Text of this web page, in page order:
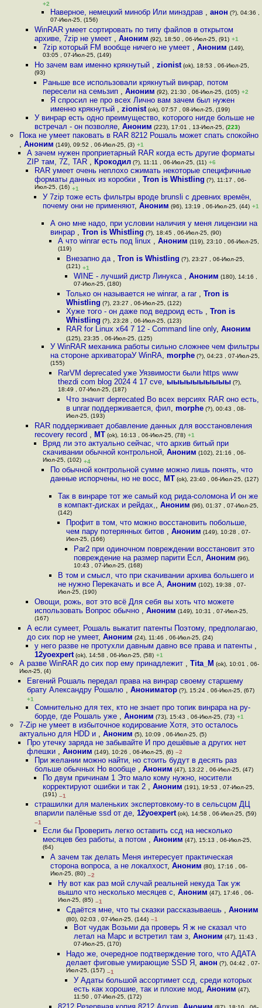
+2
Наверное, немецкий минобр Или минздрав , анон (?), 04:36 ,
07-Июл-25, (156)
WinRAR умеет сортировать по типу файлов в открытом
архиве, 7zip не умеет ,Аноним (92), 18:50 , 06-Июл-25, (91) +1
7zip который FM вообще ничего не умеет , Аноним (149),
03:05 , 07-Июл-25, (149)
Но зачем вам именно крякнутый ,zionist (ok), 18:53 , 06-Июл-25,
(93)
Раньше все использовали крякнутый винрар, потом
пересели на семьзип , Аноним (92), 21:30 , 06-Июл-25, (105) +2
Я спросил не про всех Лично вам зачем был нужен
именно крякнутый , zionist(ok), 07:57 , 08-Июл-25, (199)
У винрар есть одно преимущество, которого нигде больше не
встречал - он позволяе,Аноним (223), 17:01 , 13-Июл-25, (223)
Пока не умеет паковать в RAR 8212 Рошаль может спать спокойно
, Аноним (149), 09:52 , 06-Июл-25, (3) +1
А зачем нужен проприетарный RAR когда есть другие форматы
ZIP там, 7Z, TAR , Крокодил(?), 11:11 , 06-Июл-25, (11) +6
RAR умеет очень неплохо сжимать некоторые специфичные
форматы данных из коробки ,Tron is Whistling (?), 11:17 , 06-
Июл-25, (16) +1
У 7zip тоже есть фильтры вроде brunsli с древних времён,
почему они не применяют, Аноним (96), 13:19 , 06-Июл-25, (44) +1
А оно мне надо, при условии наличия у меня лицензии на
винрар , Tron is Whistling (?), 18:45 , 06-Июл-25, (90)
А что winrar есть под linux ,Аноним (119), 23:10 , 06-Июл-25,
(119)
Внезапно да , Tron is Whistling (?), 23:27 , 06-Июл-25,
(121) +1
WINE - лучший дистр Линукса , Аноним (180), 14:16 ,
07-Июл-25, (180)
Только он называется не winrar, а rar , Tron is
Whistling (?), 23:27 , 06-Июл-25, (122)
Хуже того - он даже под ведроид есть , Tron is
Whistling (?), 23:28 , 06-Июл-25, (123)
RAR for Linux x64 7 12 - Command line only, Аноним
(125), 23:35 , 06-Июл-25, (125)
У WinRAR механика работы сильно сложнее чем фильтры
на стороне архиватораУ WinRA, morphe(?), 04:23 , 07-Июл-25,
(155)
RarVM deprecated уже Уязвимости были https www
thezdi com blog 2024 4 17 cve, ыыыыыыыыыы (?),
18:49 , 07-Июл-25, (187)
Что значит deprecated Во всех версиях RAR оно есть,
в unrar поддерживается, фил, morphe(?), 00:43 , 08-
Июл-25, (193)
RAR поддерживает добавление данных для восстановления
recovery record , MT (ok), 16:13 , 06-Июл-25, (78) +1
Вряд ли это актуально сейчас, что архив битый при
скачивании обычной контрольной, Аноним (102), 21:16 , 06-
Июл-25, (102) +4
По обычной контрольной сумме можно лишь понять, что
данные испорчены, но не восс, MT (ok), 23:40 , 06-Июл-25, (127)
Так в винраре тот же самый код рида-соломона И он же
в компакт-дисках и рейдах,,Аноним (96), 01:37 , 07-Июл-25,
(142)
Профит в том, что можно восстановить побольше,
чем пару потерянных битов , Аноним (149), 10:28 , 07-
Июл-25, (166)
Par2 при одиночном повреждении восстановит это
повреждение на размер парити Есл, Аноним (96),
10:43 , 07-Июл-25, (168)
В том и смысл, что при скачивании архива большего и
не нужно Перекачать и все А,Аноним (102), 19:38 , 07-
Июл-25, (190)
Овощи, рожь, вот это всё Для себя вы хоть что можете
использовать Вопрос обычно ,Аноним (149), 10:31 , 07-Июл-25,
(167)
А если сумеет, Рошаль выкатит патенты Поэтому, предполагаю,
до сих пор не умеет, Аноним (24), 11:46 , 06-Июл-25, (24)
у него разве не протухли давным давно все права и патенты ,
12yoexpert (ok), 14:58 , 06-Июл-25, (58) +1
А разве WinRAR до сих пор ему принадлежит , Tita_M (ok), 10:01 , 06-
Июл-25, (4)
Евгений Рошаль передал права на винрар своему старшему
брату Александру Рошалю , Анониматор(?), 15:24 , 06-Июл-25, (67)
+1
Сомнительно для тех, кто не знает про топик винрара на ру-
борде, где Рошаль уже ,Аноним (73), 15:43 , 06-Июл-25, (73) +1
7-Zip не умеет в избыточное кодирование Хотя, это осталось
актуально для HDD и , Аноним (5), 10:09 , 06-Июл-25, (5)
Про утечку заряда не забывайте И про дешёвые а других нет
флешки , Аноним (149), 10:26 , 06-Июл-25, (6) –2
При желании можно найти, но стоить будут в десять раз
больше обычных Но вообще ,Аноним (47), 13:22 , 06-Июл-25, (47)
По двум причинам 1 Это мало кому нужно, носители
корректируют ошибки и так 2 , Аноним (191), 19:53 , 07-Июл-25,
(191) –1
страшилки для маленьких экспертовкому-то в сельсцом ДЦ
впарили палёные ssd от де,12yoexpert (ok), 14:58 , 06-Июл-25, (59)
–1
Если бы Проверить легко оставить ссд на несколько
месяцев без работы, а потом , Аноним (47), 15:13 , 06-Июл-25,
(64)
А зачем так делать Меня интересует практическая
сторона вопроса, а не локалхост, Аноним (80), 17:16 , 06-
Июл-25, (80) –2
Ну вот как раз мой случай реальней некуда Так уж
вышло что несколько месяцев с,Аноним (47), 17:46 , 06-
Июл-25, (85) –1
Сдаётся мне, что ты сказки рассказываешь , Аноним
(80), 02:03 , 07-Июл-25, (144) –1
Вот чудак Возьми да проверь Я ж не сказал что
летал на Марс и встретил там з, Аноним (47), 11:43 ,
07-Июл-25, (170)
Надо же, очередное подтверждение того, что АДАТА
делает фиговые умирающие SSD Я, анон (?), 04:42 , 07-
Июл-25, (157) –1
У Адаты большой ассортимет ссд, среди которых
есть как хорошие, так и плохие мод, Аноним (47),
11:50 , 07-Июл-25, (172)